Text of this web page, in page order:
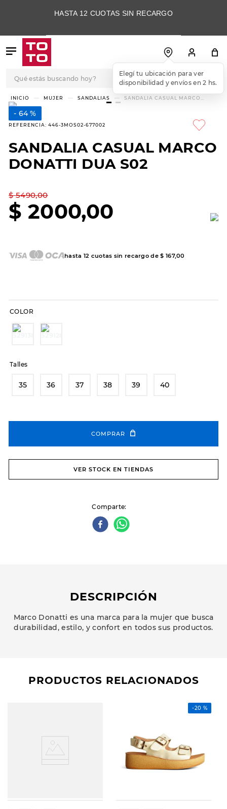
HASTA 12 CUOTAS SIN RECARGO
Elegí tu ubicación para ver
disponibilidad y envíos en 2 hs.
MUJER SANDALIAS
SANDALIA CASUAL MARCO
64 %
REFERENCIA: 446-3MOS02-677002
SANDALIA CASUAL MARCO
DONATTI DUA S02
$ 5490,00
$ 2000,00
hasta 12 cuotas sin recargo de$ 167,00
COLOR
Talles
35 36 37 38 39 40
COMPRAR
VER STOCK EN TIENDAS
Comparte
DESCRIPCIÓN
Marco Donatti es una marca para la mujer que busca
durabilidad, estilo, y confort en todos sus productos.
PRODUCTOS RELACIONADOS
-20 %
TÉRMINOS MÁS
BUSCADOS
.
skechers slip-ins